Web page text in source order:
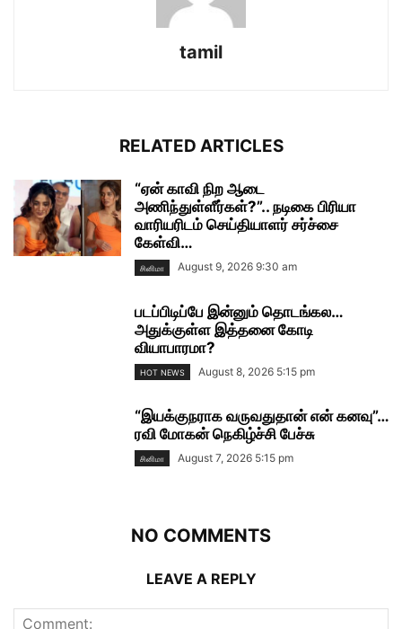
tamil
RELATED ARTICLES
“ஏன் காவி நிற ஆடை
அணிந்துள்ளீர்கள்?”.. நடிகை பிரியா
வாரியரிடம் செய்தியாளர் சர்ச்சை
கேள்வி…
சினிமா August 9, 2026 9:30 am
படப்பிடிப்பே இன்னும் தொடங்கல…
அதுக்குள்ள இத்தனை கோடி
வியாபாரமா?
HOT NEWS August 8, 2026 5:15 pm
“இயக்குநராக வருவதுதான் என் கனவு”…
ரவி மோகன் நெகிழ்ச்சி பேச்சு
சினிமா August 7, 2026 5:15 pm
NO COMMENTS
LEAVE A REPLY